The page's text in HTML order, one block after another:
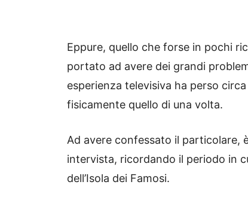
Eppure, quello che forse in pochi
portato ad avere dei grandi
esperienza televisiva ha perso
fisicamente quello di una volta.
Ad avere confessato il particolare,
intervista, ricordando il periodo in
dell’Isola dei Famosi.